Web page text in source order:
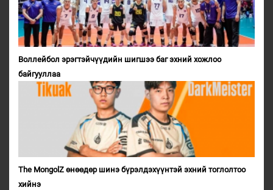
Воллейбол эрэгтэйчүүдийн шигшээ баг эхний хожлоо
байгууллаа
The MongolZ өнөөдөр шинэ бүрэлдэхүүнтэй эхний тоглолтоо
хийнэ